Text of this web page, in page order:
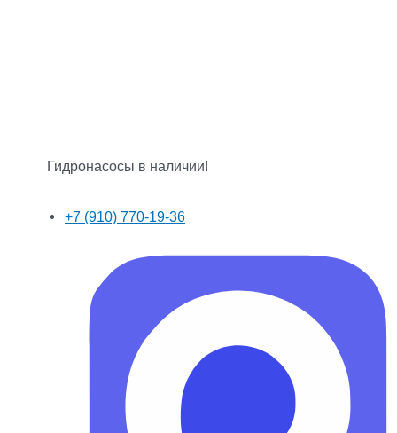
Гидронасосы в наличии!
+7 (910) 770-19-36